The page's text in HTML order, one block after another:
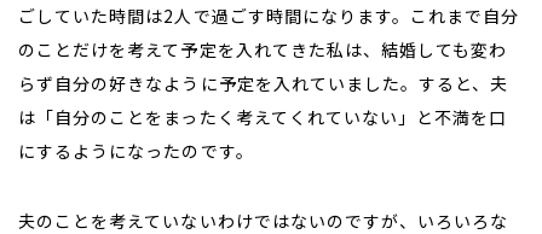
ごしていた時間は2人で過ごす時間になります。これまで自分
のことだけを考えて予定を入れてきた私は、結婚しても変わ
らず自分の好きなように予定を入れていました。すると、夫
は「自分のことをまったく考えてくれていない」と不満を口
にするようになったのです。
夫のことを考えていないわけではないのですが、いろいろな